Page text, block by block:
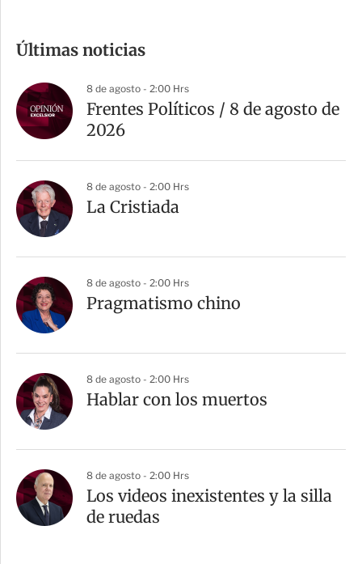
p
a
r
t
Últimas noticias
8 de agosto - 2:00 Hrs
Frentes Políticos / 8 de agosto de
2026
8 de agosto - 2:00 Hrs
La Cristiada
8 de agosto - 2:00 Hrs
Pragmatismo chino
8 de agosto - 2:00 Hrs
Hablar con los muertos
8 de agosto - 2:00 Hrs
Los videos inexistentes y la silla
de ruedas